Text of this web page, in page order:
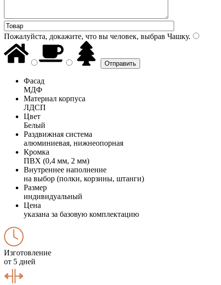
Пожалуйста, докажите, что вы человек, выбрав Чашку.
Фасад
МДФ
Материал корпуса
ЛДСП
Цвет
Белый
Раздвижная система
алюминиевая, нижнеопорная
Кромка
ПВХ (0,4 мм, 2 мм)
Внутреннее наполнение
на выбор (полки, корзины, штанги)
Размер
индивидуальный
Цена
указана за базовую комплектацию
Изготовление
от 5 дней